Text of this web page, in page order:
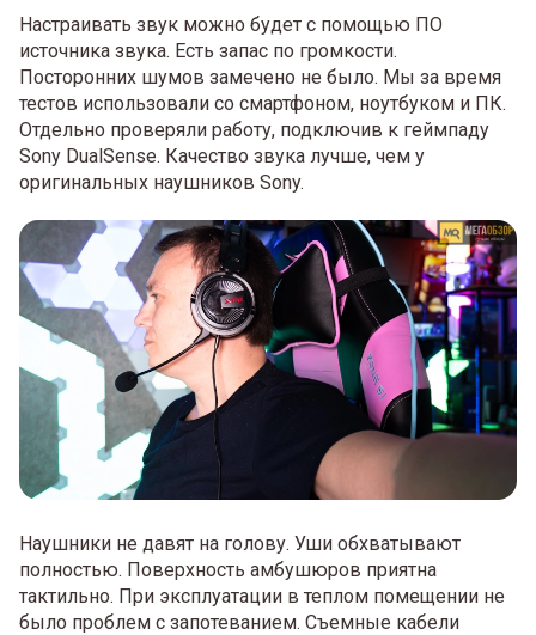
Настраивать звук можно будет с помощью ПО
источника звука. Есть запас по громкости.
Посторонних шумов замечено не было. Мы за время
тестов использовали со смартфоном, ноутбуком и ПК.
Отдельно проверяли работу, подключив к геймпаду
Sony DualSense. Качество звука лучше, чем у
оригинальных наушников Sony.
Наушники не давят на голову. Уши обхватывают
полностью. Поверхность амбушюров приятна
тактильно. При эксплуатации в теплом помещении не
было проблем с запотеванием. Съемные кабели